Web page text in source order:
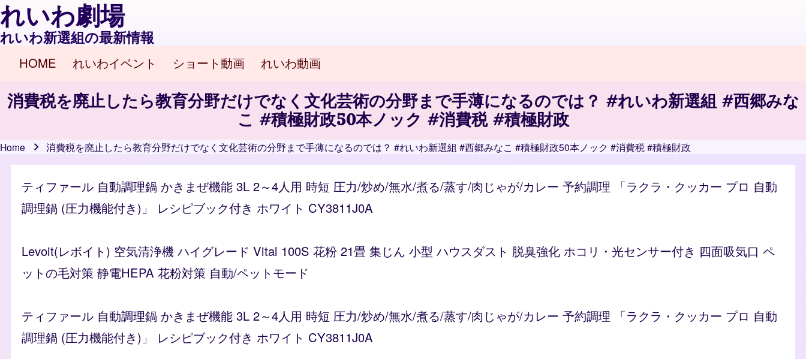
れいわ劇場
れいわ新選組の最新情報
Main navigation
HOME れいわイベント ショート動画 れいわ動画
消費税を廃止したら教育分野だけでなく文化芸術の分野まで手薄になるのでは？ #れいわ新選組 #西郷みな
こ #積極財政50本ノック #消費税 #積極財政
Breadcrumb
Home 消費税を廃止したら教育分野だけでなく文化芸術の分野まで手薄になるのでは？ #れいわ新選組 #西郷みなこ #積極財政50本ノック #消費税 #積極財政
ティファール 自動調理鍋 かきまぜ機能 3L 2～4人用 時短 圧力/炒め/無水/煮る/蒸す/肉じゃが/カレー 予約調理 「ラクラ・クッカー プロ 自動
調理鍋 (圧力機能付き)」 レシピブック付き ホワイト CY3811J0A
Levoit(レボイト) 空気清浄機 ハイグレード Vital 100S 花粉 21畳 集じん 小型 ハウスダスト 脱臭強化 ホコリ・光センサー付き 四面吸気口 ペ
ットの毛対策 静電HEPA 花粉対策 自動/ペットモード
ティファール 自動調理鍋 かきまぜ機能 3L 2～4人用 時短 圧力/炒め/無水/煮る/蒸す/肉じゃが/カレー 予約調理 「ラクラ・クッカー プロ 自動
調理鍋 (圧力機能付き)」 レシピブック付き ホワイト CY3811J0A